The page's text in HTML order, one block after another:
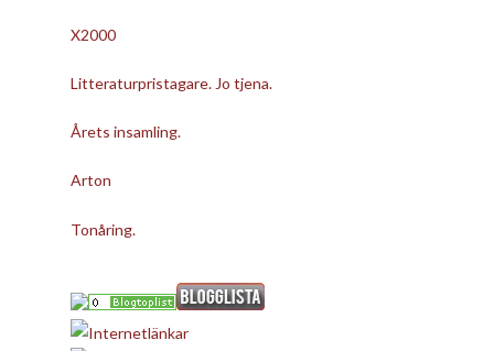
X2000
Litteraturpristagare. Jo tjena.
Årets insamling.
Arton
Tonåring.